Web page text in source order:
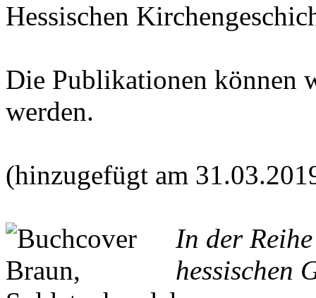
Hessischen
Die Publikationen können
werden.
(hinzugefügt am
In der
hessischen